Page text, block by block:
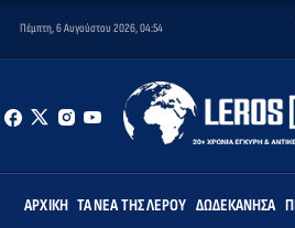
Πέμπτη, 6 Αυγούστου 2026, 04:54
ΑΡΧΙΚΉ ΤΑ ΝΈΑ ΤΗΣ ΛΈΡΟΥ ΔΩΔΕΚΆΝΗΣΑ